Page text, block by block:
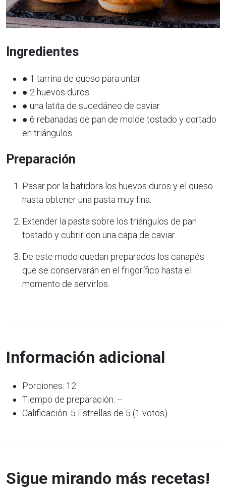
Ingredientes
● 1 tarrina de queso para untar
● 2 huevos duros
● una latita de sucedáneo de caviar
● 6 rebanadas de pan de molde tostado y cortado
en triángulos
Preparación
Pasar por la batidora los huevos duros y el queso
hasta obtener una pasta muy fina.
Extender la pasta sobre los triángulos de pan
tostado y cubrir con una capa de caviar.
De este modo quedan preparados los canapés
que se conservarán en el frigorífico hasta el
momento de servirlos.
Información adicional
Porciones: 12
Tiempo de preparación: --
Calificación: 5 Estrellas de 5 (1 votos)
Sigue mirando más recetas!